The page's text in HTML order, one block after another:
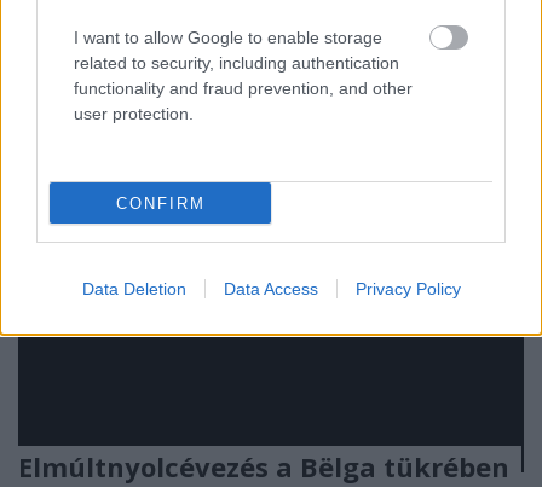
I want to allow Google to enable storage
related to security, including authentication
functionality and fraud prevention, and other
user protection.
CONFIRM
Data Deletion Data Access Privacy Policy
amin érdemes elrágódni egy darabig, és…
Elmúltnyolcévezés a Bëlga tükrében